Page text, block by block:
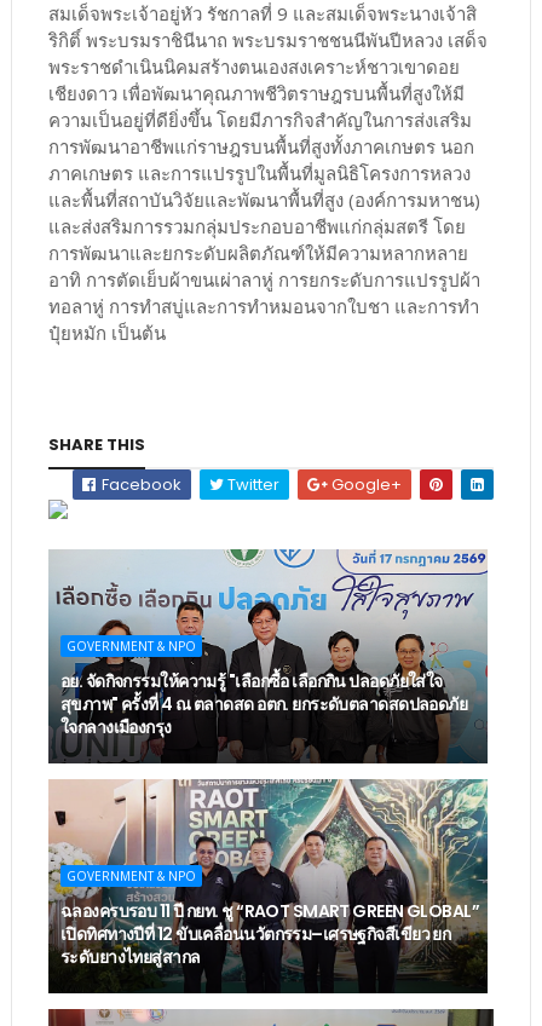
สมเด็จพระเจ้าอยู่หัว รัชกาลที่ 9 และสมเด็จพระนางเจ้าสิ
ริกิติ์ พระบรมราชินีนาถ พระบรมราชชนนีพันปีหลวง เสด็จ
พระราชดำเนินนิคมสร้างตนเองสงเคราะห์ชาวเขาดอย
เชียงดาว เพื่อพัฒนาคุณภาพชีวิตราษฎรบนพื้นที่สูงให้มี
ความเป็นอยู่ที่ดียิ่งขึ้น โดยมีภารกิจสำคัญในการส่งเสริม
การพัฒนาอาชีพแก่ราษฎรบนพื้นที่สูงทั้งภาคเกษตร นอก
ภาคเกษตร และการแปรรูปในพื้นที่มูลนิธิโครงการหลวง
และพื้นที่สถาบันวิจัยและพัฒนาพื้นที่สูง (องค์การมหาชน)
และส่งสริมการรวมกลุ่มประกอบอาชีพแก่กลุ่มสตรี โดย
การพัฒนาและยกระดับผลิตภัณฑ์ให้มีความหลากหลาย
อาทิ การตัดเย็บผ้าขนเผ่าลาหู่ การยกระดับการแปรรูปผ้า
ทอลาหู่ การทำสบู่และการทำหมอนจากใบชา และการทำ
ปุ๋ยหมัก เป็นต้น
SHARE THIS
Facebook
Twitter Google+
GOVERNMENT & NPO
อย. จัดกิจกรรมให้ความรู้ "เลือกซื้อ เลือกกิน ปลอดภัยใส่ใจ
สุขภาพ" ครั้งที่ 4 ณ ตลาดสด อตก. ยกระดับตลาดสดปลอดภัย
ใจกลางเมืองกรุง
GOVERNMENT & NPO
ฉลองครบรอบ 11 ปี กยท. ชู “RAOT SMART GREEN GLOBAL”
เปิดทิศทางปีที่ 12 ขับเคลื่อนนวัตกรรม–เศรษฐกิจสีเขียว ยก
ระดับยางไทยสู่สากล